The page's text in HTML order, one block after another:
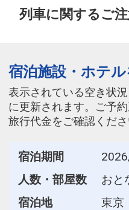
列車に関するご
宿泊施設・ホテ
表示されている空き状
に更新されます。ご予
旅行代金をご確認くださ
宿泊期間
人数・部屋数
おと
宿泊地
東京